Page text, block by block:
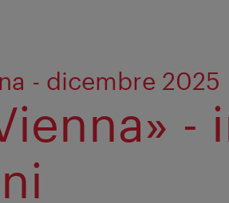
- dicembre 2025
-